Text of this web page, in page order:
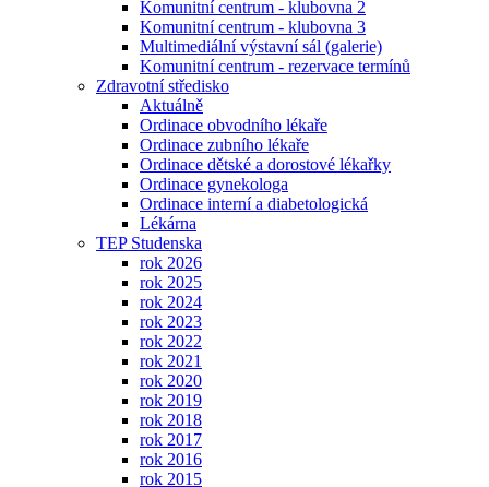
Komunitní centrum - klubovna 2
Komunitní centrum - klubovna 3
Multimediální výstavní sál (galerie)
Komunitní centrum - rezervace termínů
Zdravotní středisko
Aktuálně
Ordinace obvodního lékaře
Ordinace zubního lékaře
Ordinace dětské a dorostové lékařky
Ordinace gynekologa
Ordinace interní a diabetologická
Lékárna
TEP Studenska
rok 2026
rok 2025
rok 2024
rok 2023
rok 2022
rok 2021
rok 2020
rok 2019
rok 2018
rok 2017
rok 2016
rok 2015